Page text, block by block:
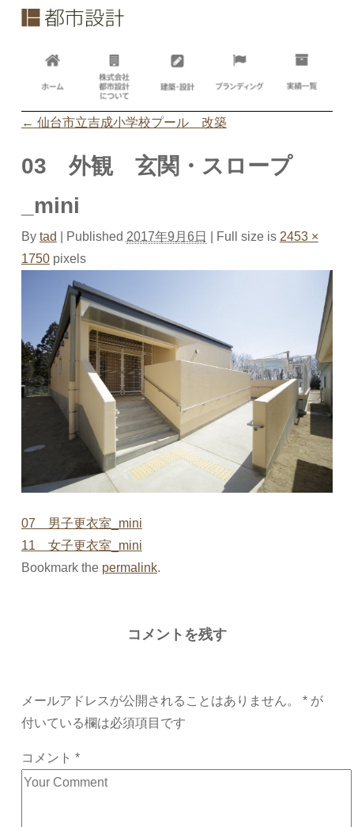
← 仙台市立吉成小学校プール 改築
03 外観 玄関・スロープ
_mini
By tad Published 2017年9月6日 | Full size is 2453 ×
1750pixels
07 男子更衣室_mini
11 女子更衣室_mini
Bookmark the permalink.
コメントを残す
メールアドレスが公開されることはありません。 *が
付いている欄は必須項目です
コメント *